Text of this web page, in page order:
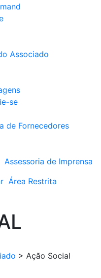
Associado
se
de Fornecedores
Assessoria de Imprensa
Área Restrita
> Ação Social